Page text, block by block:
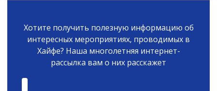
Хотите получить полезную информацию об
интересных мероприятиях, проводимых в
Хайфе? Наша многолетняя интернет-
рассылка вам о них расскажет